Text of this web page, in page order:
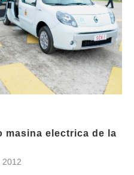
masina electrica de la
2012